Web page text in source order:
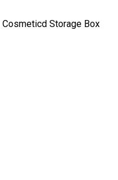
Storage Box